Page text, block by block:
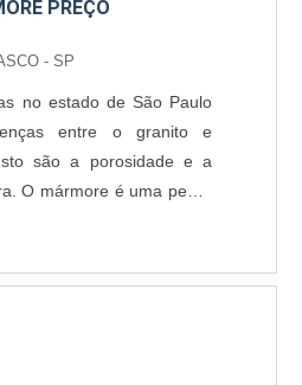
PREÇO
- SP
no estado de São Paulo
entre o granito e
são a porosidade e a
O mármore é uma pedra
Mohs” baixa – entre 3
e graças a esse fator é
quando comparado ao